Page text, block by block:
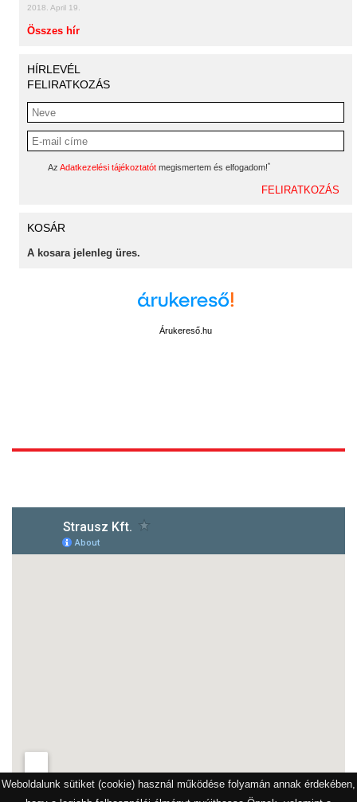
Weboldalunk sütiket (cookie) használ működése folyamán annak érdekében,
2018. April 19.
Összes hír
HÍRLEVÉL
FELIRATKOZÁS
Az Adatkezelési tájékoztatót megismertem és elfogadom!*
KOSÁR
A kosara jelenleg üres.
Árukereső.hu